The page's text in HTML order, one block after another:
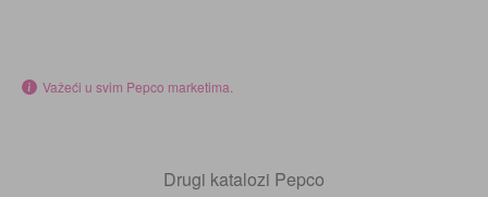
Važeći u svim Pepco marketima.
Drugi katalozi Pepco